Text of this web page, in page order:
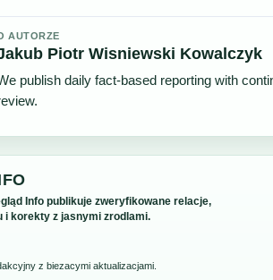
AUTORZE
Piotr Wisniewski Kowalczyk
publish daily fact-based reporting with
Info publikuje zweryfikowane relacje,
i korekty z jasnymi zrodlami.
z biezacymi aktualizacjami.